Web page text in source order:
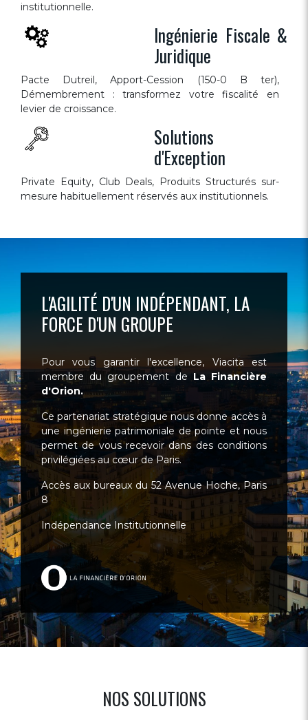
institutionnelle.
Ingénierie Fiscale &
Juridique
Pacte Dutreil, Apport-Cession (150-0 B ter),
Démembrement : transformez votre fiscalité en
levier de croissance.
Solutions
d'Exception
Private Equity, Club Deals, Produits Structurés sur-
mesure habituellement réservés aux institutionnels.
L'AGILITÉ D'UN INDÉPENDANT, LA
FORCE D'UN GROUPE
Pour vous garantir l'excellence, Viacita est
membre du groupement de La Financière
d'Orion.
Ce partenariat stratégique nous donne accès à
une ingénierie patrimoniale de pointe et nous
permet de vous recevoir dans des conditions
privilégiées au cœur de Paris.
Accès aux bureaux du 52 Avenue Hoche, Paris
8
Indépendance Institutionnelle
NOS SOLUTIONS